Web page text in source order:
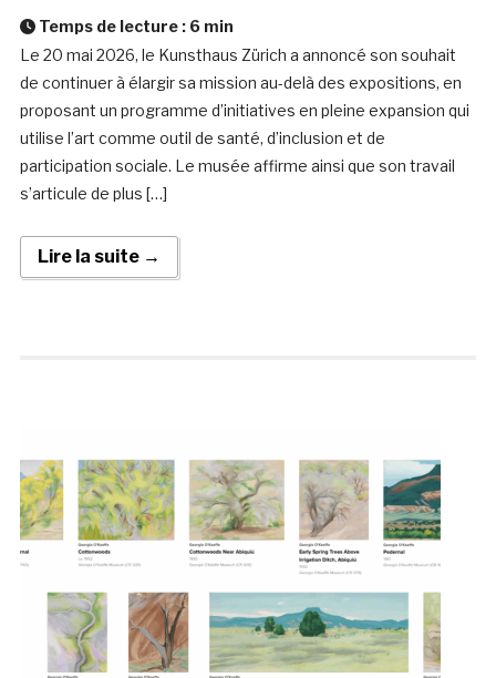
Temps de lecture : 6 min
Le 20 mai 2026, le Kunsthaus Zürich a annoncé son souhait
de continuer à élargir sa mission au-delà des expositions, en
proposant un programme d’initiatives en pleine expansion qui
utilise l’art comme outil de santé, d’inclusion et de
participation sociale. Le musée affirme ainsi que son travail
s’articule de plus […]
Lire la suite →